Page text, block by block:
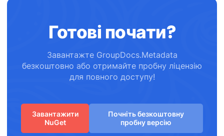
Готові почати?
Завантажте GroupDocs.Metadata
безкоштовно або отримайте пробну ліцензію
для повного доступу!
Завантажити
NuGet
Почніть безкоштовну
пробну версію